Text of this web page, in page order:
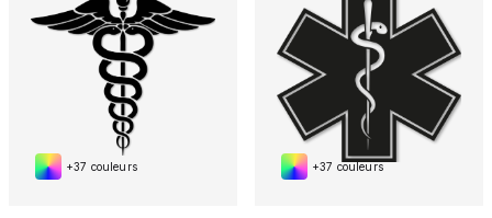
+37 couleurs +37 couleurs